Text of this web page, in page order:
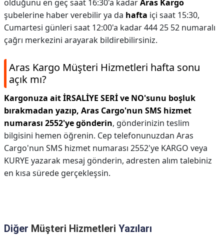
olduğunu en geç saat 16:30'a kadarAras Kargo
şubelerine haber verebilir ya da hafta içi saat 15:30,
Cumartesi günleri saat 12:00'a kadar 444 25 52 numaralı
çağrı merkezini arayarak bildirebilirsiniz.
Aras Kargo Müşteri Hizmetleri hafta sonu
açık mı?
Kargonuza ait İRSALİYE SERİ ve NO'sunu boşluk
bırakmadan yazıp, Aras Cargo'nun SMS hizmet
numarası 2552'ye gönderin, gönderinizin teslim
bilgisini hemen öğrenin. Cep telefonunuzdan Aras
Cargo'nun SMS hizmet numarası 2552'ye KARGO veya
KURYE yazarak mesaj gönderin, adresten alım talebiniz
en kısa sürede gerçekleşsin.
Diğer Müşteri Hizmetleri Yazıları